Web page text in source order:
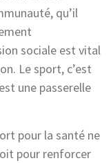
qu’il
sociale est vital
Le sport, c’est
une passerelle
pour la santé ne
pour renforcer